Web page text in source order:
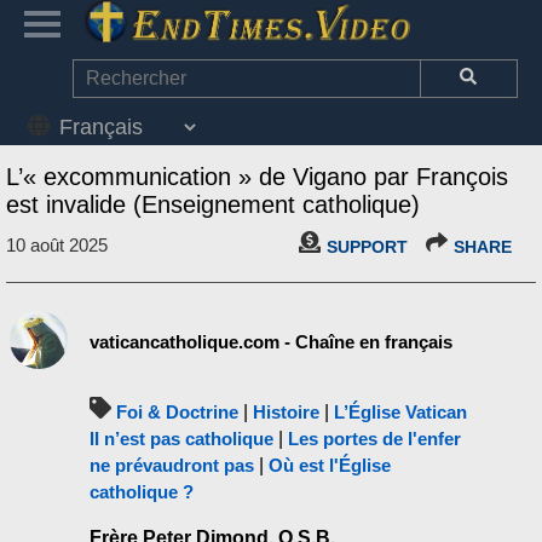
L’« excommunication » de Vigano par François
est invalide (Enseignement catholique)
10 août 2025 SUPPORT SHARE
vaticancatholique.com - Chaîne en français
Foi & Doctrine Histoire
L’Église Vatican
II n’est pas catholique
Les portes de l'enfer
ne prévaudront pas
Où est l'Église
catholique ?